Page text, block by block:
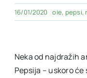
16/01/2020 oie, pepsi,
Neka od najdražih
Pepsija – uskoro